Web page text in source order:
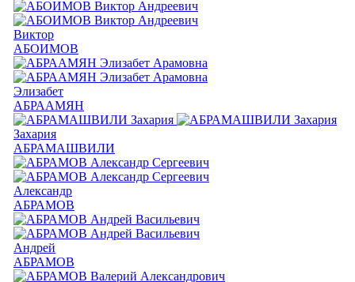
Виктор
АБОИМОВ
Элизабет
АБРААМЯН
Захария
АБРАМАШВИЛИ
Александр
АБРАМОВ
Андрей
АБРАМОВ